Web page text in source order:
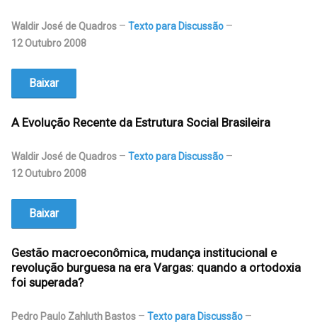
Waldir José de Quadros
Texto para Discussão
12 Outubro 2008
Baixar
A Evolução Recente da Estrutura Social Brasileira
Waldir José de Quadros
Texto para Discussão
12 Outubro 2008
Baixar
Gestão macroeconômica, mudança institucional e
revolução burguesa na era Vargas: quando a ortodoxia
foi superada?
Pedro Paulo Zahluth Bastos
Texto para Discussão